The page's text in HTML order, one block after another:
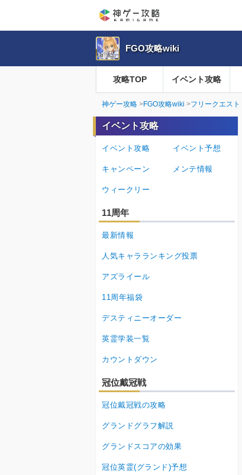
FGO攻略wiki
攻略TOP イベント攻略
神ゲー攻略 FGO攻略wiki フリークエスト
イベント攻略
イベント攻略 イベント予想
キャンペーン メンテ情報
ウィークリー
11周年
最新情報
人気キャラランキング投票
アズライール
11周年福袋
デスティニーオーダー
英霊学装一覧
カウントダウン
冠位戴冠戦
冠位戴冠戦の攻略
グランドグラフ解説
グランドスコアの効果
冠位英霊(グランド)予想